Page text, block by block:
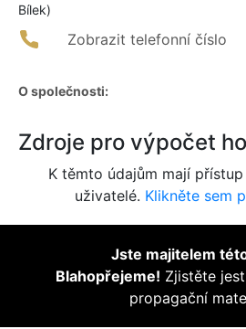
Bílek)
Zobrazit telefonní číslo
O společnosti:
Zdroje pro výpočet
K těmto údajům mají
uživatelé. Klikněte sem
Jste majitelem
Blahopřejeme! Zjistěte
propagační